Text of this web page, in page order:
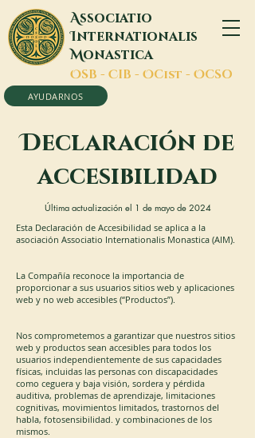
Associatio
Internationalis
Monastica
OSB - CIB - OCist - OCSO
AYUDARNOS
Declaración de
accesibilidad
Última actualización el 1 de mayo de 2024
Esta Declaración de Accesibilidad se aplica a la
asociación Associatio Internationalis Monastica (AIM). ​
La Compañía reconoce la importancia de
proporcionar a sus usuarios sitios web y aplicaciones
web y no web accesibles (“Productos”).
Nos comprometemos a garantizar que nuestros sitios
web y productos sean accesibles para todos los
usuarios independientemente de sus capacidades
físicas, incluidas las personas con discapacidades
como ceguera y baja visión, sordera y pérdida
auditiva, problemas de aprendizaje, limitaciones
cognitivas, movimientos limitados, trastornos del
habla, fotosensibilidad. y combinaciones de los
mismos. ​